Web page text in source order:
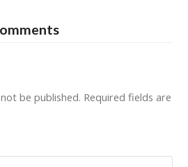
be published. Required fields are